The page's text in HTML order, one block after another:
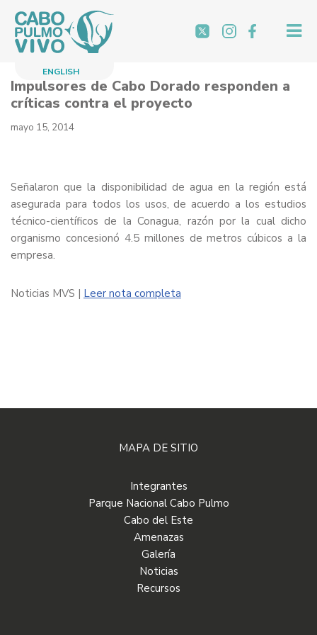
Saltar
al
contenidoENGLISH
Impulsores de Cabo Dorado responden a
críticas contra el proyecto
mayo 15, 2014
Señalaron que la disponibilidad de agua en la región está
asegurada para todos los usos, de acuerdo a los estudios
técnico-científicos de la Conagua, razón por la cual dicho
organismo concesionó 4.5 millones de metros cúbicos a la
empresa.
Noticias MVS | Leer nota completa
MAPA DE SITIO
Integrantes
Parque Nacional Cabo Pulmo
Cabo del Este
Amenazas
Galería
Noticias
Recursos